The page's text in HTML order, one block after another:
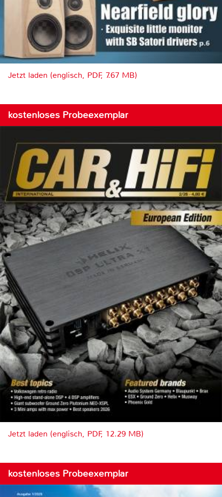
Jetzt laden (englisch, PDF, 7.67 MB)
kostenloses Probeexemplar
Jetzt laden (englisch, PDF, 12.29 MB)
kostenloses Probeexemplar